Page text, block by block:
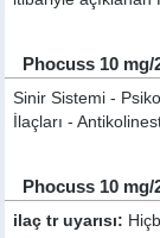
Phocuss 10 mg/
Sinir Sistemi -
İlaçları -
Phocuss 10 mg/
ilaç tr uyarısı: